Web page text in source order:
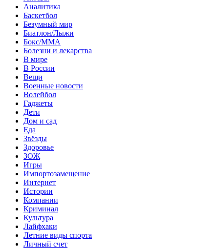
Аналитика
Баскетбол
Безумный мир
Биатлон/Лыжи
Бокс/MMA
Болезни и лекарства
В мире
В России
Вещи
Военные новости
Волейбол
Гаджеты
Дети
Дом и сад
Еда
Звёзды
Здоровье
ЗОЖ
Игры
Импортозамещение
Интернет
Истории
Компании
Криминал
Культура
Лайфхаки
Летние виды спорта
Личный счет